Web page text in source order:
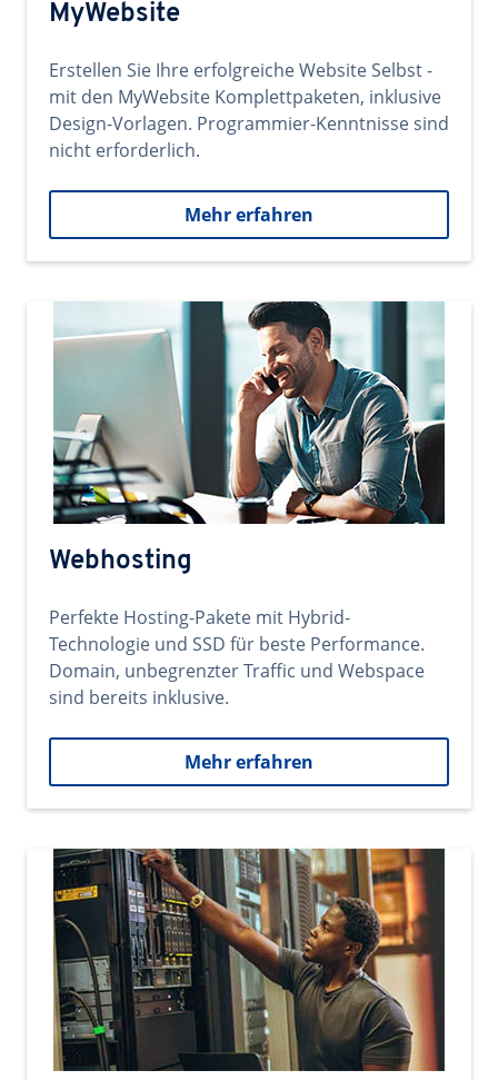
MyWebsite
Erstellen Sie Ihre erfolgreiche Website Selbst -
mit den MyWebsite Komplettpaketen, inklusive
Design-Vorlagen. Programmier-Kenntnisse sind
nicht erforderlich.
Mehr erfahren
Webhosting
Perfekte Hosting-Pakete mit Hybrid-
Technologie und SSD für beste Performance.
Domain, unbegrenzter Traffic und Webspace
sind bereits inklusive.
Mehr erfahren